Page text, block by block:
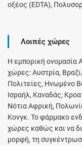
οξέος (EDTA),
Λοιπές χώρες
Η εμπορική ονομασία
χώρες: Αυστρία,
Πολιτείες, Ηνωμένο
Ισραήλ, Καναδάς,
Νότια Αφρική,
Κονγκ. Το φάρμακο
χώρες καθώς και να
μορφή, τη